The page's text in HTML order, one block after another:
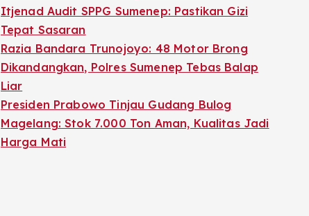
Itjenad Audit SPPG Sumenep: Pastikan Gizi
Tepat Sasaran
Razia Bandara Trunojoyo: 48 Motor Brong
Dikandangkan, Polres Sumenep Tebas Balap
Liar
Presiden Prabowo Tinjau Gudang Bulog
Magelang: Stok 7.000 Ton Aman, Kualitas Jadi
Harga Mati